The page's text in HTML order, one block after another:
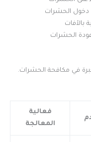
دخول الحشرات
بالآفات
عودة الحشرات
في مكافحة الحشرات.
فعالية
المعالجة